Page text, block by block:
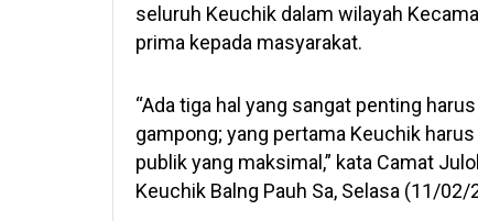
seluruh Keuchik dalam wilayah
prima kepada masyarakat.
“Ada tiga hal yang sangat penting
gampong; yang pertama Keuchik
publik yang maksimal,” kata Camat
Keuchik Balng Pauh Sa, Selasa (11/02/